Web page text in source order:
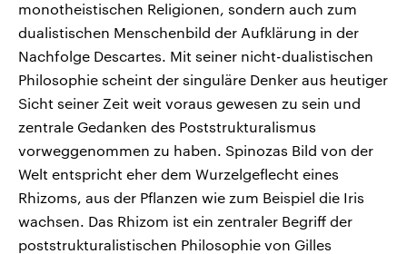
monotheistischen Religionen, sondern auch zum
dualistischen Menschenbild der Aufklärung in der
Nachfolge Descartes. Mit seiner nicht-dualistischen
Philosophie scheint der singuläre Denker aus heutiger
Sicht seiner Zeit weit voraus gewesen zu sein und
zentrale Gedanken des Poststrukturalismus
vorweggenommen zu haben. Spinozas Bild von der
Welt entspricht eher dem Wurzelgeflecht eines
Rhizoms, aus der Pflanzen wie zum Beispiel die Iris
wachsen. Das Rhizom ist ein zentraler Begriff der
poststrukturalistischen Philosophie von Gilles